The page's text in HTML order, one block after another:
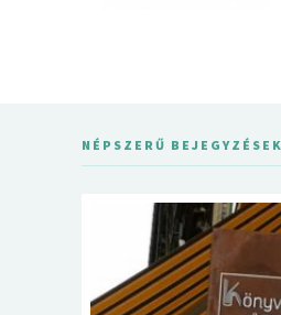
NÉPSZERŰ BEJEGYZÉSEK